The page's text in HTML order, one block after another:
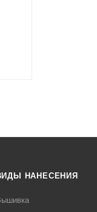
НАНЕСЕНИЯ